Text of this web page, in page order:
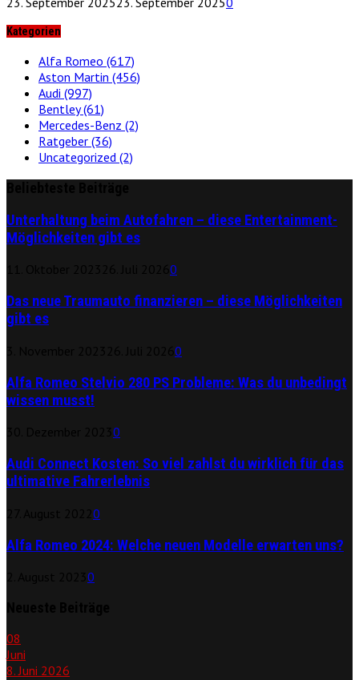
Kategorien
Alfa Romeo (617)
Aston Martin (456)
Audi (997)
Bentley(61)
Mercedes-Benz (2)
Ratgeber (36)
Uncategorized (2)
Unterhaltung beim Autofahren – diese Entertainment-
Möglichkeiten gibt es
0
Das neue Traumauto finanzieren – diese Möglichkeiten
gibt es
0
Alfa Romeo Stelvio 280 PS Probleme: Was du unbedingt
wissen musst!
0
Audi Connect Kosten: So viel zahlst du wirklich für das
ultimative Fahrerlebnis
0
Alfa Romeo 2024: Welche neuen Modelle erwarten uns?
0
08
Juni
8. Juni 2026